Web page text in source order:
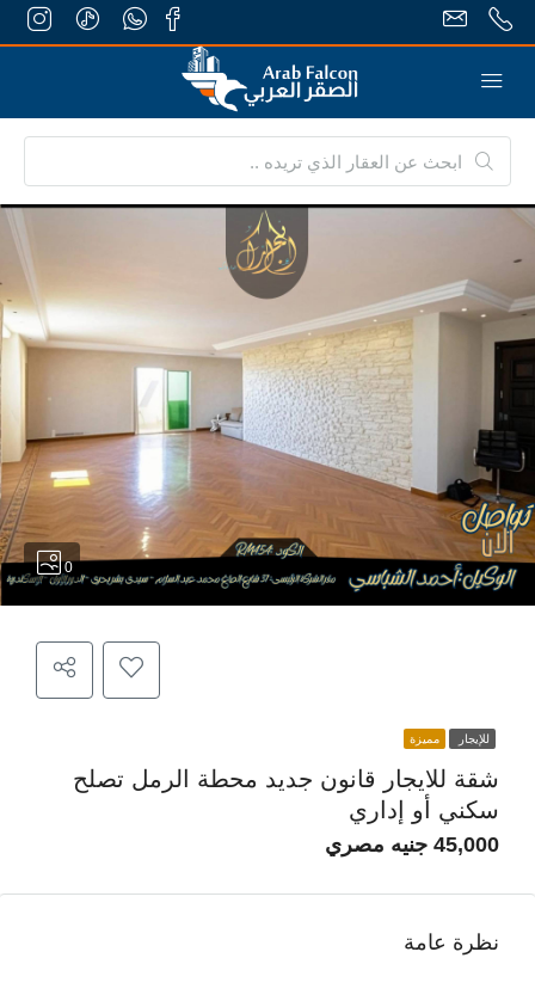
0
للإيجار مميزة
شقة للايجار قانون جديد محطة الرمل تصلح
سكني أو إداري
45,000 جنيه مصري
نظرة عامة